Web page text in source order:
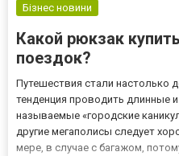
Бізнес новини
Какой рюкзак
поездок?
Путешествия стали настолько
тенденция проводить длинные
называемые «городские
другие мегаполисы следует
мере, в случае с багажом,